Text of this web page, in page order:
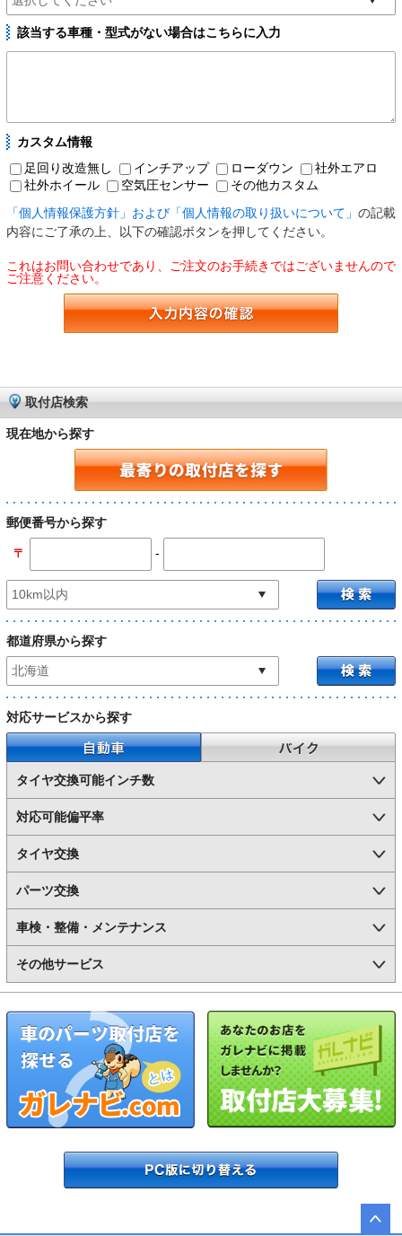
該当する車種・型式がない場合はこちらに入力
カスタム情報
足回り改造無し
インチアップ ローダウン
社外エアロ
社外ホイール
空気圧センサー
その他カスタム
「個人情報保護方針」および「個人情報の取り扱いについて」 の記載
内容にご了承の上、以下の確認ボタンを押してください。
これはお問い合わせであり、ご注文のお手続きではございませんので
ご注意ください。
取付店検索
現在地から探す
郵便番号から探す
〒 -
都道府県から探す
対応サービスから探す
自動車
タイヤ交換可能インチ数
対応可能偏平率
タイヤ交換
パーツ交換
車検・整備・メンテナンス
その他サービス